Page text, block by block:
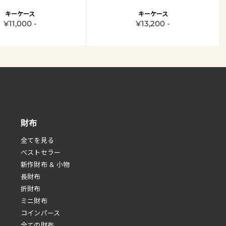
キーケース
¥11,000 -
キーケース
¥13,200 -
財布
全てを見る
べストセラー
新作財布 & 小物
長財布
折財布
ミニ財布
コインパース